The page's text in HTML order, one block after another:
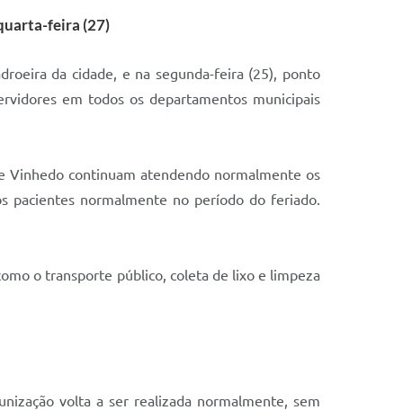
feira (27)
da cidade, e na segunda-feira (25), ponto
em todos os departamentos municipais
Vinhedo continuam atendendo normalmente os
pacientes normalmente no período do feriado.
o transporte público, coleta de lixo e limpeza
volta a ser realizada normalmente, sem